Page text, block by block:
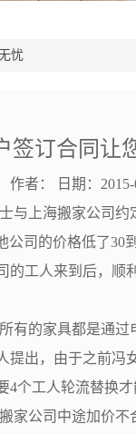
忧
签订合同让
作者：
日期：
上海搬家公司约
公司的价格低了30
的工人来到后，
的家具都是通过
提出，由于之前
4个工人轮流替
公司中途加价不